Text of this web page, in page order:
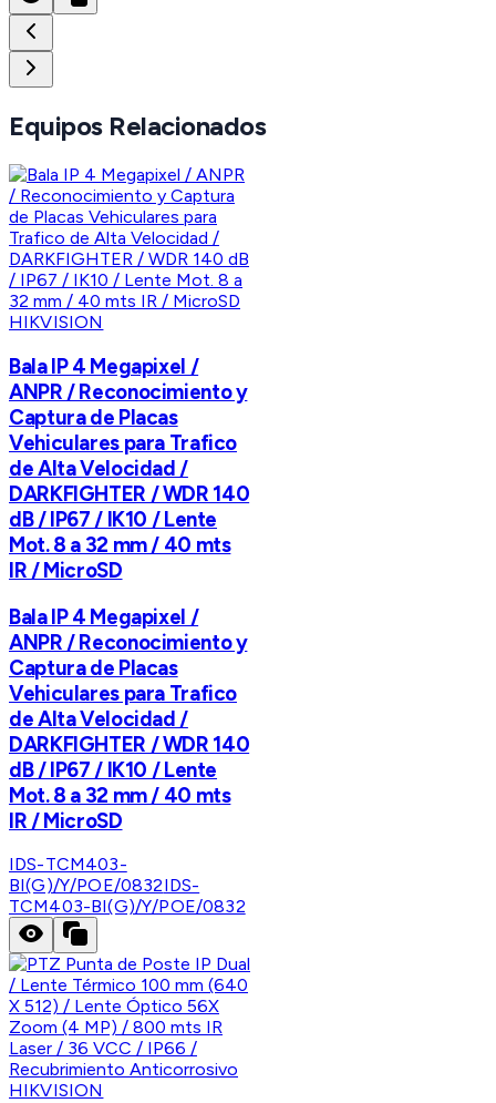
Equipos Relacionados
HIKVISION
Bala IP 4 Megapixel /
ANPR / Reconocimiento y
Captura de Placas
Vehiculares para Trafico
de Alta Velocidad /
DARKFIGHTER / WDR 140
dB / IP67 / IK10 / Lente
Mot. 8 a 32 mm / 40 mts
IR / MicroSD
Bala IP 4 Megapixel /
ANPR / Reconocimiento y
Captura de Placas
Vehiculares para Trafico
de Alta Velocidad /
DARKFIGHTER / WDR 140
dB / IP67 / IK10 / Lente
Mot. 8 a 32 mm / 40 mts
IR / MicroSD
IDS-TCM403-
BI(G)/Y/POE/0832IDS-
TCM403-BI(G)/Y/POE/0832
HIKVISION